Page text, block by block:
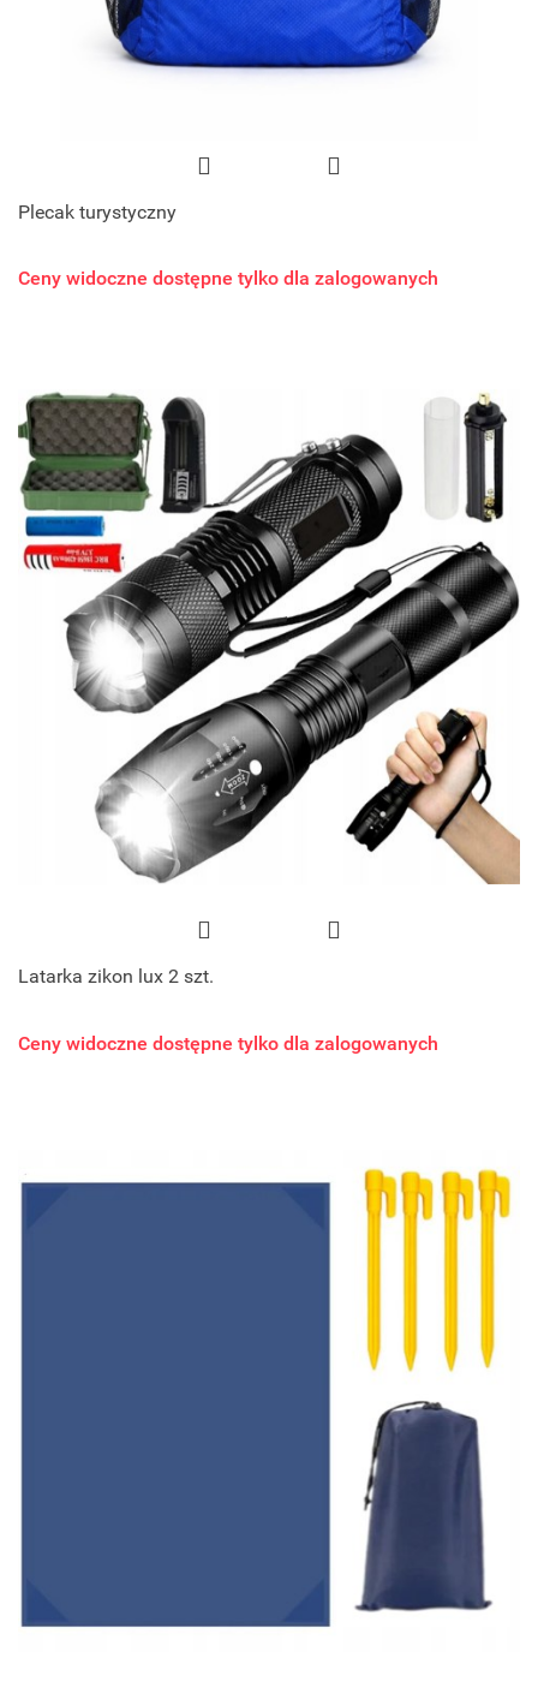
Plecak turystyczny
Ceny widoczne dostępne tylko dla zalogowanych
Latarka zikon lux 2 szt.
Ceny widoczne dostępne tylko dla zalogowanych